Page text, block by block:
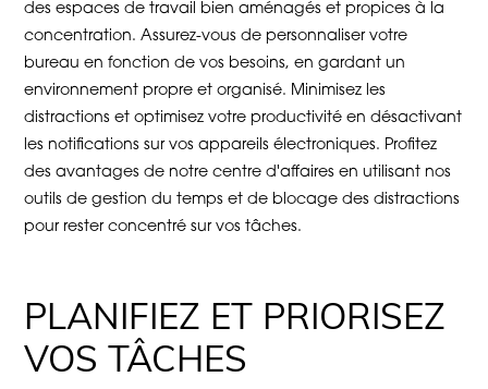
des espaces de travail bien aménagés et propices à la
concentration. Assurez-vous de personnaliser votre
bureau en fonction de vos besoins, en gardant un
environnement propre et organisé. Minimisez les
distractions et optimisez votre productivité en désactivant
les notifications sur vos appareils électroniques. Profitez
des avantages de notre centre d'affaires en utilisant nos
outils de gestion du temps et de blocage des distractions
pour rester concentré sur vos tâches.
PLANIFIEZ ET PRIORISEZ
VOS TÂCHES